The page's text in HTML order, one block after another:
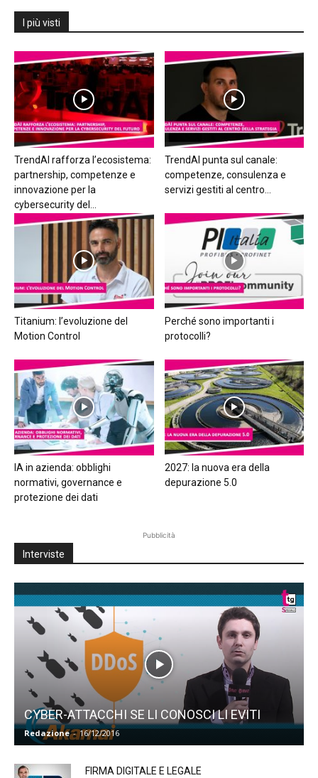
I più visti
TrendAI rafforza l’ecosistema:
partnership, competenze e
innovazione per la
cybersecurity del...
TrendAI punta sul canale:
competenze, consulenza e
servizi gestiti al centro...
Titanium: l’evoluzione del
Motion Control
Perché sono importanti i
protocolli?
IA in azienda: obblighi
normativi, governance e
protezione dei dati
2027: la nuova era della
depurazione 5.0
Pubblicità
Interviste
CYBER-ATTACCHI SE LI CONOSCI LI EVITI
Redazione - 16/12/2016
FIRMA DIGITALE E LEGALE